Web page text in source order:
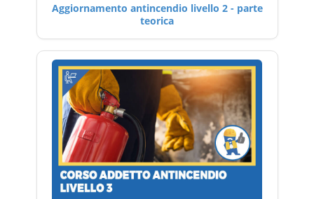
Aggiornamento antincendio livello 2 - parte
teorica